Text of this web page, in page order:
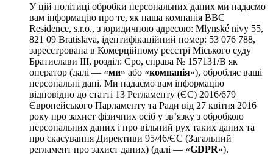
У цій політиці обробки персональних даних ми надаємо
вам інформацію про те, як наша компанія BBC
Residence, s.r.o., з юридичною адресою: Mlynské nivy 55,
821 09 Bratislava, ідентифікаційний номер: 53 076 788,
зареєстрована в Комерційному реєстрі Міського суду
Братислави III, розділ: Сро, справа № 157131/B як
оператор (далі — «ми» або «компанія»), обробляє ваші
персональні дані. Ми надаємо вам інформацію
відповідно до статті 13 Регламенту (ЄС) 2016/679
Європейського Парламенту та Ради від 27 квітня 2016
року про захист фізичних осіб у зв’язку з обробкою
персональних даних і про вільний рух таких даних та
про скасування Директиви 95/46/ЄС (Загальний
регламент про захист даних) (далі — «GDPR»).